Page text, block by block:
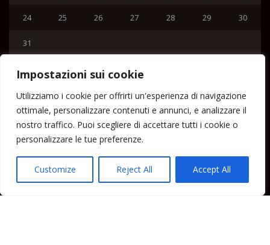
Impostazioni sui cookie
Utilizziamo i cookie per offrirti un'esperienza di navigazione
ottimale, personalizzare contenuti e annunci, e analizzare il
nostro traffico. Puoi scegliere di accettare tutti i cookie o
personalizzare le tue preferenze.
Customize Reject All Accept All
24 25 26 27 28 29 30
31
Home
Lipari News
Cronaca Lipari
Politica Lipari
Cultura Lipari